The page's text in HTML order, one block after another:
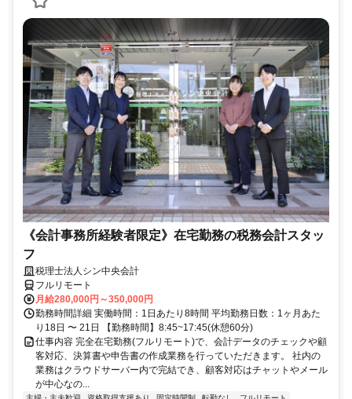
《会計事務所経験者限定》在宅勤務の税務会計スタッ
フ
税理士法人シン中央会計
フルリモート
月給280,000円～350,000円
勤務時間詳細 実働時間：1日あたり8時間 平均勤務日数：1ヶ月あた
り18日 〜 21日 【勤務時間】8:45~17:45(休憩60分)
仕事内容 完全在宅勤務(フルリモート)で、会計データのチェックや顧
客対応、決算書や申告書の作成業務を行っていただきます。 社内の
業務はクラウドサーバー内で完結でき、顧客対応はチャットやメール
が中心なの...